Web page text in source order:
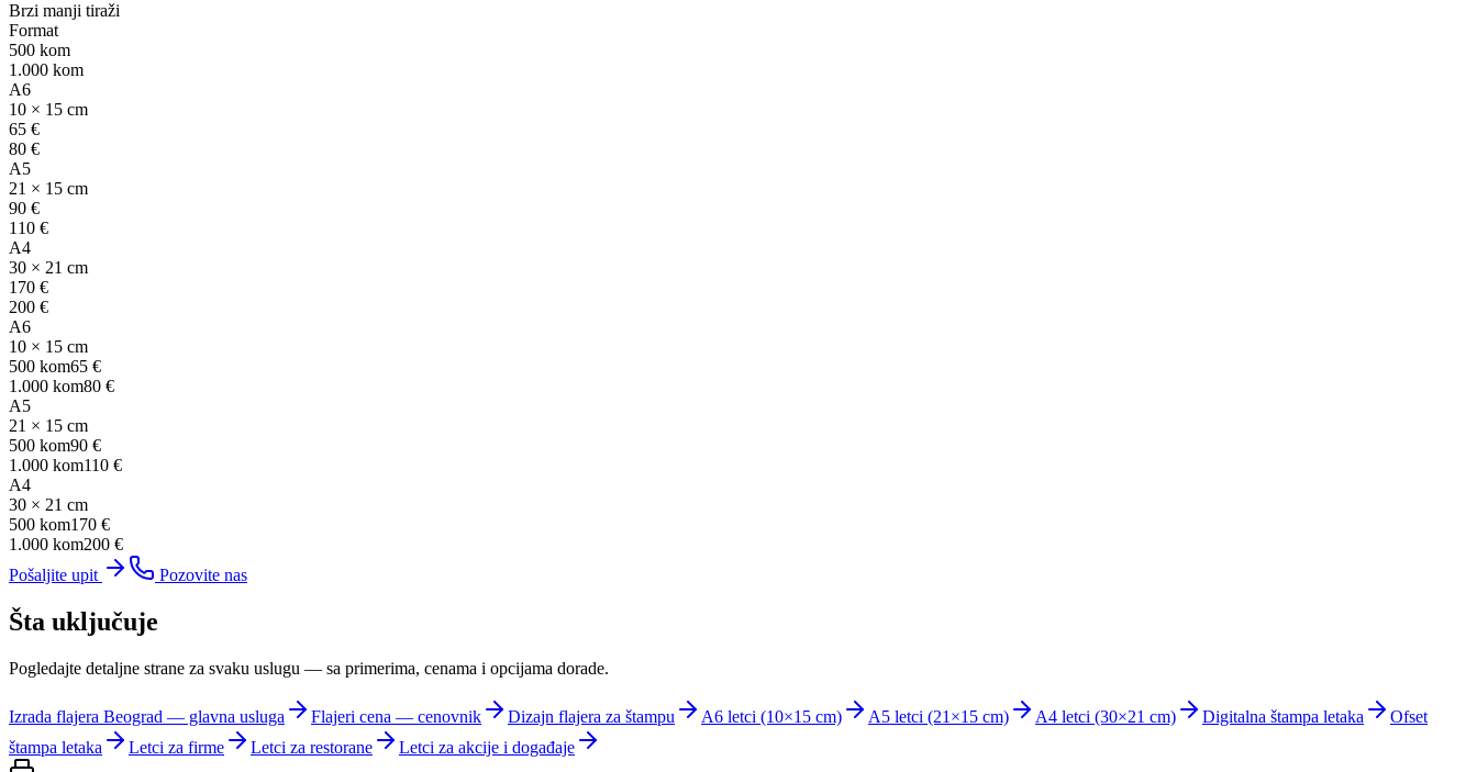
Brzi manji tiraži
Format
500 kom
1.000 kom
A6
10 × 15 cm
65 €
80 €
A5
21 × 15 cm
90 €
110 €
A4
30 × 21 cm
170 €
200 €
A6
10 × 15 cm
500 kom65 €
1.000 kom80 €
A5
21 × 15 cm
500 kom90 €
1.000 kom110 €
A4
30 × 21 cm
500 kom170 €
1.000 kom200 €
Pošaljite upit
Pozovite nas
Šta uključuje
Pogledajte detaljne strane za svaku uslugu — sa primerima, cenama i opcijama dorade.
Izrada flajera Beograd — glavna usluga Flajeri cena — cenovnik Dizajn flajera za štampu A6 letci (10×15 cm) A5 letci (21×15 cm) A4 letci (30×21 cm) Digitalna štampa letaka
Ofset
štampa letaka
Letci za firme Letci za restorane Letci za akcije i događaje